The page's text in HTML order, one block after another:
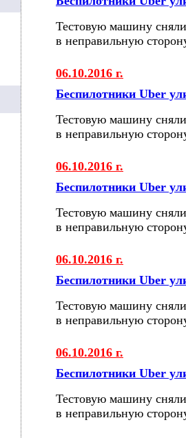
Тестовую машину
в неправильную
06.10.2016 г.
Беспилотники Uber
Тестовую машину
в неправильную
06.10.2016 г.
Беспилотники Uber
Тестовую машину
в неправильную
06.10.2016 г.
Беспилотники Uber
Тестовую машину
в неправильную
06.10.2016 г.
Беспилотники Uber
Тестовую машину
в неправильную